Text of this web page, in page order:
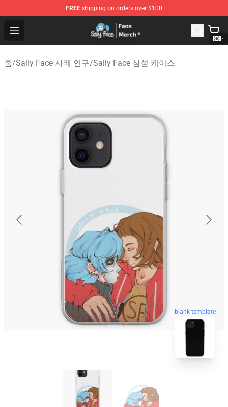
FREE shipping on orders over $100
Open menu
Sally Face Store - Official Sally Face Merchandise Shop
홈/Sally Face 사례 연구/Sally Face 삼성 케이스
blank template